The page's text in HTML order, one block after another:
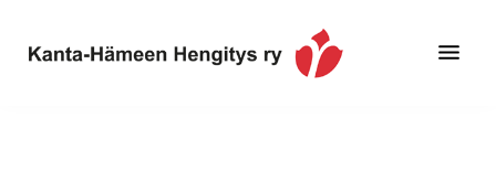
pääsisältöön
alatunnisteeseen